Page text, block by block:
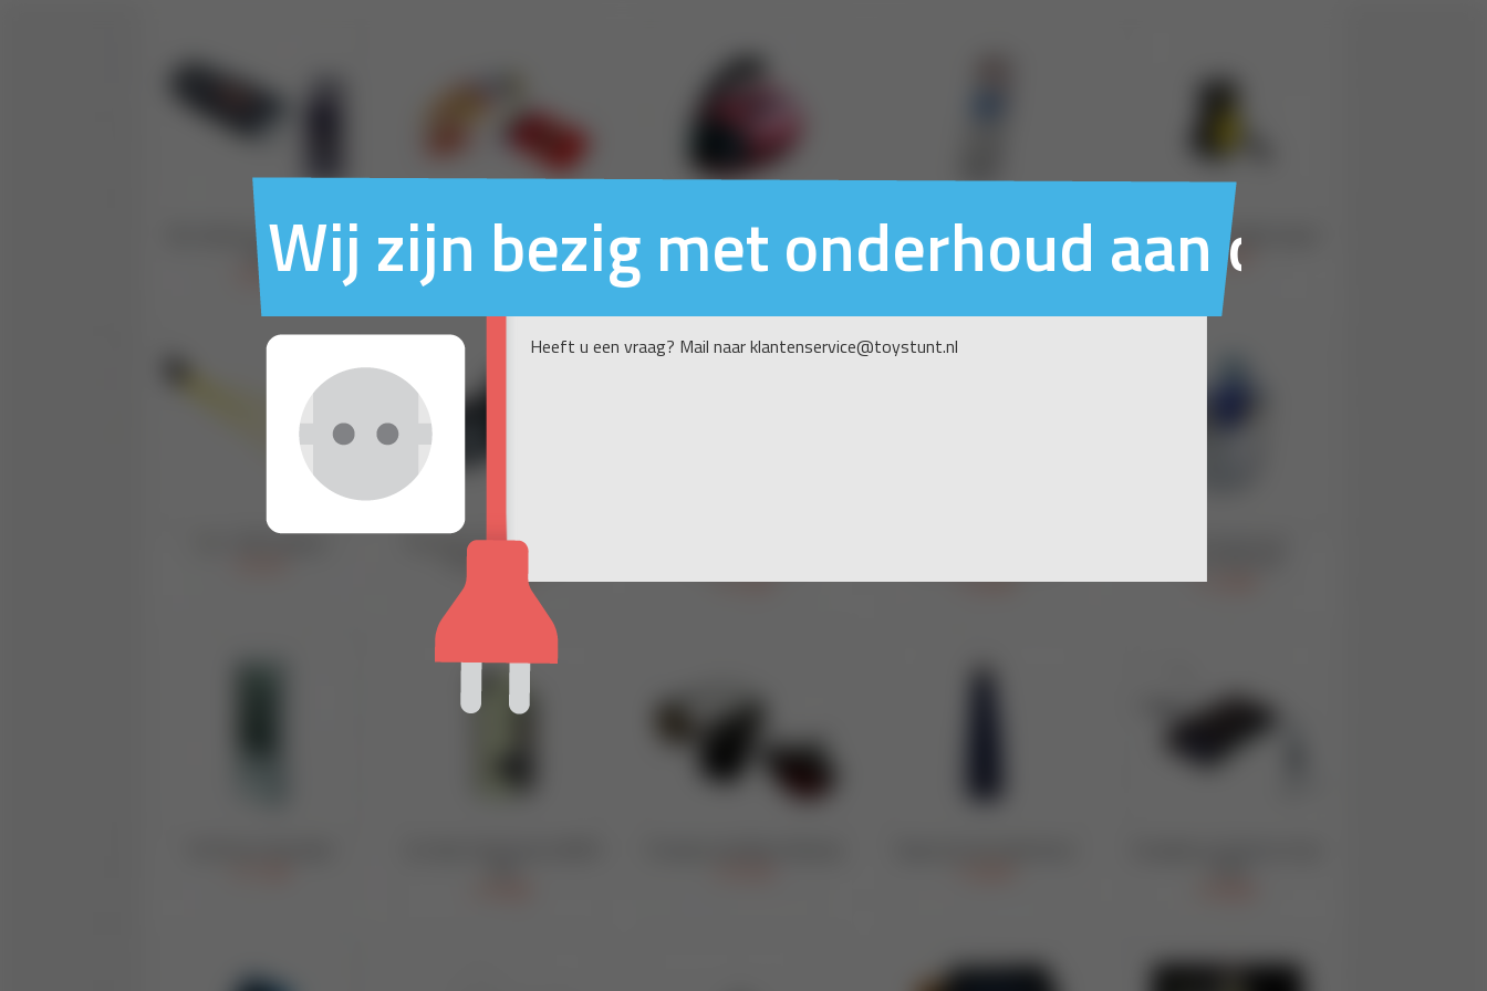
Wij zijn bezig met onderhoud aan ons
Heeft u een vraag? Mail naar klantenservice@toystunt.nl